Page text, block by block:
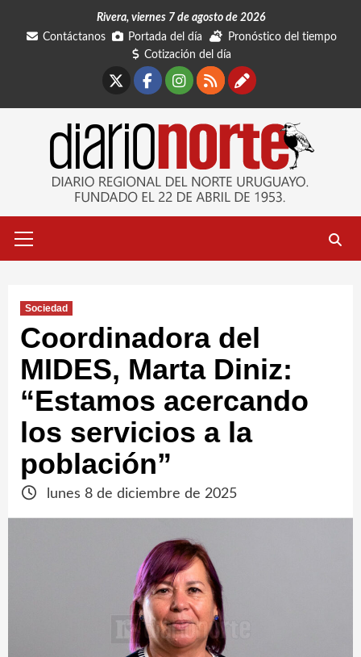
Rivera, viernes 7 de agosto de 2026
Contáctanos
Portada del día
Pronóstico del tiempo
Cotización del día
Facebook
Instagram
RSSContáctanos
primario
Sociedad
Coordinadora del
MIDES, Marta Diniz:
“Estamos acercando
los servicios a la
población”
lunes 8 de diciembre de 2025